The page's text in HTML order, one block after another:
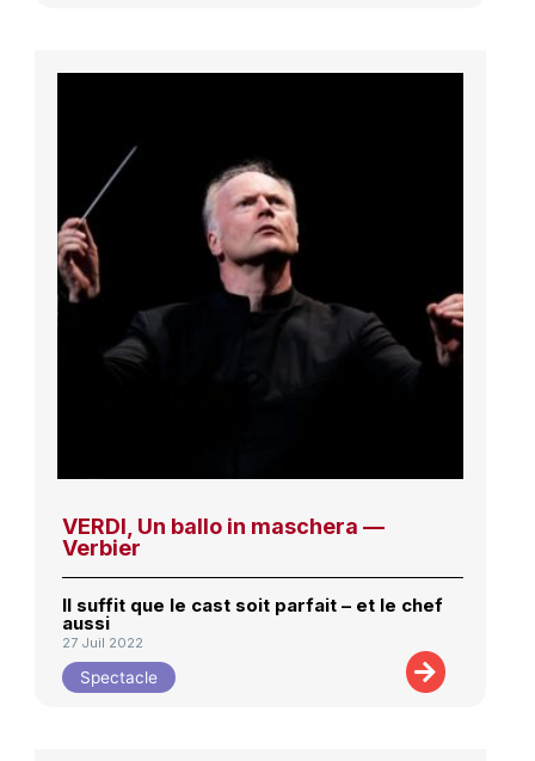
VERDI, Un ballo in maschera —
Verbier
Il suffit que le cast soit parfait – et le chef
aussi
27 Juil 2022
Spectacle